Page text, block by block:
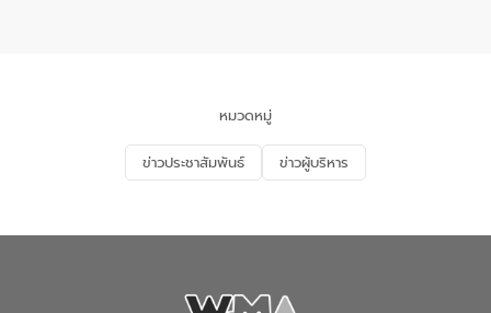
จัดการน้ำเสียและสร้างจิตสำนึกในการ
อนุรักษ์สิ่งแวดล้อม ในหัวข้อ “น้ำเสียชุมชน
และการบำบัดน้ำเสียเบื้องต้น” โดยให้ความรู้
เกี่ยวกับสาเหตุและผลกระทบของน้ำเสีย
ณ เทศบาลตำบลบางเลน จังหวัดนครปฐม
หมวดหมู่
ข่าวประชาสัมพันธ์ ข่าวผู้บริหาร